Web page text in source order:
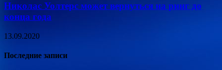
Николас Уолтерс может вернуться на ринг до
конца года
13.09.2020
Последние записи